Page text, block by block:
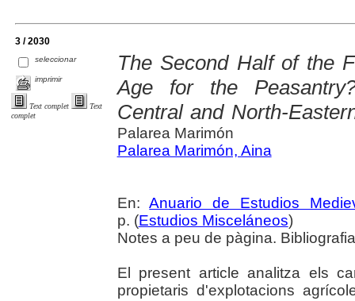
3 / 2030
seleccionar
imprimir
Text complet
Text
complet
The Second Half of the
Age for the
Central and North-
Palarea Marimón
Palarea Marimón, Aina
En:Anuario de Estudios
p. (Estudios Misceláneos)
Notes a peu de pàgina.
El present article analitza els
propietaris d'explotacions